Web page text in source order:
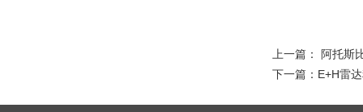
上一篇：
阿托斯
下一篇： E+H雷